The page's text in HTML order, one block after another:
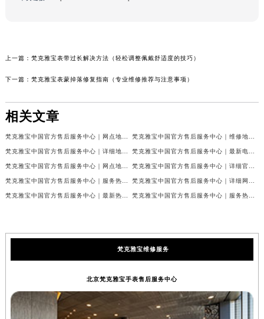
上一篇： 梵克雅宝表带过长解决方法（轻松调整佩戴舒适度的技巧）
下一篇： 梵克雅宝表蒙掉落修复指南（专业维修推荐与注意事项）
相关文章
梵克雅宝中国官方售后服务中心｜网点地址和联系电话权威信息公示（2026年7月最新） 梵克雅宝中国官方售后服务中心｜维修地址及24小时电话权威信息公示（2026年7月最新）
梵克雅宝中国官方售后服务中心｜详细地址与官方服务热线权威信息公示（2026年7月最新） 梵克雅宝中国官方售后服务中心｜最新电话及官方地址权威信息公示（2026年7月最新）
梵克雅宝中国官方售后服务中心｜网点地址及24小时热线权威信息公示（2026年7月最新） 梵克雅宝中国官方售后服务中心｜详细官方热线及维修地址权威信息公示（2026年7月最新）
梵克雅宝中国官方售后服务中心｜服务热线及全部维修详细地址权威信息公示（2026年7月最新） 梵克雅宝中国官方售后服务中心｜详细网点地址与售后服务电话权威信息公示（2026年7月最新）
梵克雅宝中国官方售后服务中心｜最新热线和全部网点地址权威信息公示（2026年7月最新） 梵克雅宝中国官方售后服务中心｜服务热线与详细地址权威信息公示（2026年7月最新）
梵克雅宝维修服务
北京梵克雅宝手表售后服务中心